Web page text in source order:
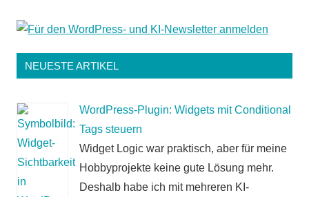
NEUESTE ARTIKEL
WordPress-Plugin: Widgets mit Conditional
Tags steuern
Widget Logic war praktisch, aber für meine
Hobbyprojekte keine gute Lösung mehr.
Deshalb habe ich mit mehreren KI-